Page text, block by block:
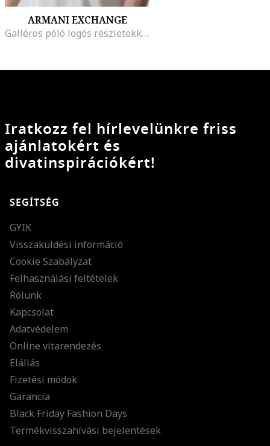
ARMANI EXCHANGE
Galléros póló logós részletekkel, Törtfehér
Iratkozz fel hírlevelünkre friss
ajánlatokért és
divatinspirációkért!
SEGÍTSÉG
GYIK
Visszaküldési információ
Cookie Szabályzat
Felhasználási feltételek
Rólunk
Kapcsolat
Adatvédelem
Online vitarendezés
Elállás
Fizetési módok
Garancia
Black Friday Fashion Days
Termékvisszahívási bejelentések